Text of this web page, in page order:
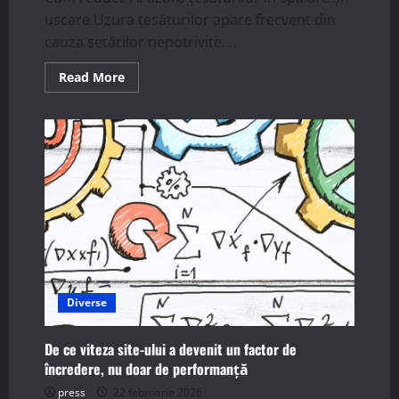
uscare Uzura țesăturilor apare frecvent din
cauza setărilor nepotrivite....
Read MoreRead
more
reduce
uzura
țesăturilor
spălare
și
uscare
Diverse
De ce viteza site-ului a devenit un factor de
încredere, nu doar de performanță
press 22 februarie 2026